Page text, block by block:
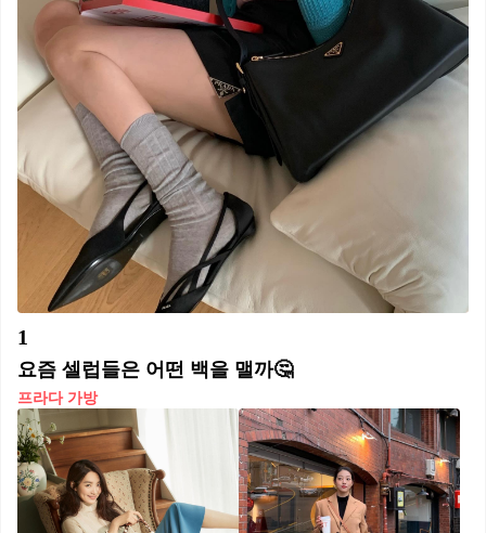
1
요즘 셀럽들은 어떤 백을 맬까🤔
프라다 가방